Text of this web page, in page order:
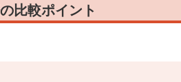
比較ポイント